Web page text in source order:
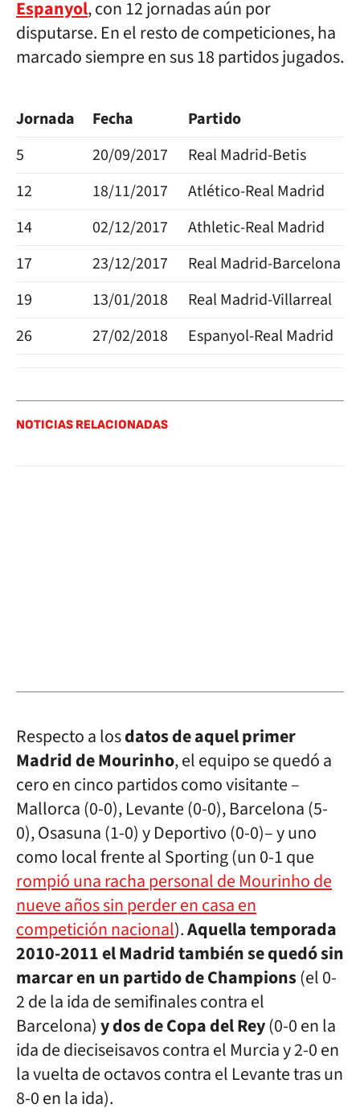
Espanyol, con 12 jornadas aún por
disputarse. En el resto de competiciones, ha
marcado siempre en sus 18 partidos jugados.
Jornada Fecha
Partido
5
20/09/2017
Real Madrid-Betis
12
18/11/2017
Atlético-Real Madrid
14
02/12/2017
Athletic-Real Madrid
17
23/12/2017
Real Madrid-Barcelona
19
13/01/2018
Real Madrid-Villarreal
26
27/02/2018 Espanyol-Real Madrid
NOTICIAS RELACIONADAS
Respecto a losdatos de aquel primer
Madrid de Mourinho, el equipo se quedó a
cero en cinco partidos como visitante –
Mallorca (0-0), Levante (0-0), Barcelona (5-
0), Osasuna (1-0) y Deportivo (0-0)– y uno
como local frente al Sporting (un 0-1 que
rompió una racha personal de Mourinho de
nueve años sin perder en casa en
competición nacional).Aquella temporada
2010-2011 el Madrid también se quedó sin
marcar en un partido de Champions(el 0-
2 de la ida de semifinales contra el
Barcelona)y dos de Copa del Rey(0-0 en la
ida de dieciseisavos contra el Murcia y 2-0 en
la vuelta de octavos contra el Levante tras un
8-0 en la ida).